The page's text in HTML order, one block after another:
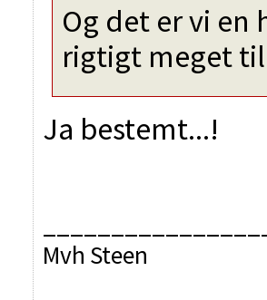
Og det er vi
rigtigt meget
Ja bestemt...!
Mvh Steen